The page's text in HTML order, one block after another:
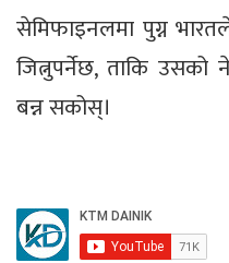
सेमिफाइनलमा पुग्न
जित्नुपर्नेछ, ताकि उसको
बन्न सकोस्।